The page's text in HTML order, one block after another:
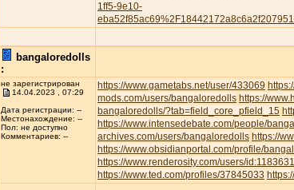
1ff5-9e10-
bangaloredolls
:
не зарегистрирован
14.04.2023 , 07:29
Дата регистрации: --
Местонахождение: --
Пол: не доступно
Комментариев: --
https://www.gametabs.net/user/433069
mods.com/users/bangaloredolls https://
bangaloredolls/?tab=field_core_pfield_15
https://www.intensedebate.com/people/
archives.com/users/bangaloredolls https://
https://www.obsidianportal.com/profile/
https://www.renderosity.com/users/id:1183631
https://www.ted.com/profiles/37845033